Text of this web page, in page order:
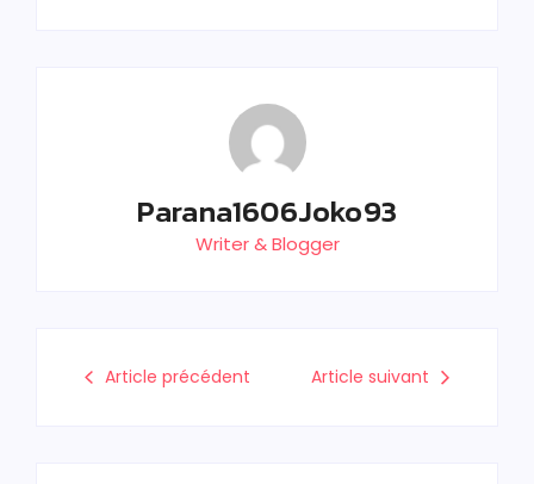
Parana1606Joko93
Writer & Blogger
Article précédent Article suivant